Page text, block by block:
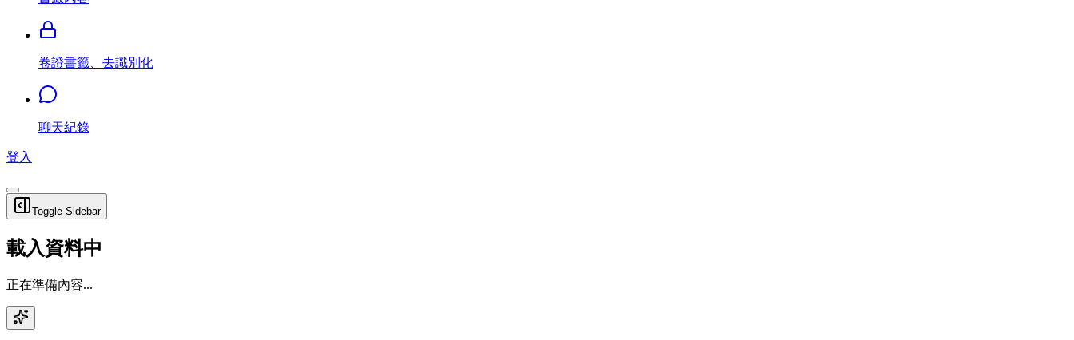
卷證書籤、去識別化
聊天紀錄
登入
Toggle Sidebar
載入資料中
正在準備內容...